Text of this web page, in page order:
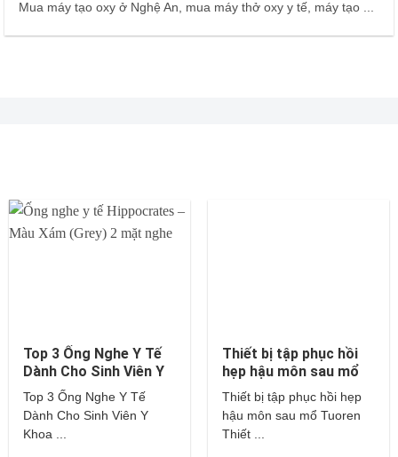
Mua máy tạo oxy ở Nghệ An, mua máy thở oxy y tế, máy tạo ...
Top 3 Ống Nghe Y Tế
Dành Cho Sinh Viên Y
Khoa – Littmann,
Hippocrates,…
Top 3 Ống Nghe Y Tế
Dành Cho Sinh Viên Y
Khoa ...
Thiết bị tập phục hồi
hẹp hậu môn sau mổ
Tuoren
Thiết bị tập phục hồi hẹp
hậu môn sau mổ Tuoren
Thiết ...